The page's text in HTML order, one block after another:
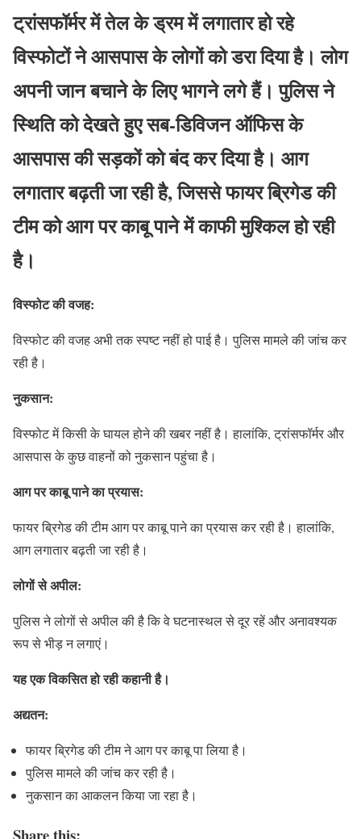
ट्रांसफॉर्मर में तेल के ड्रम में लगातार हो रहे
विस्फोटों ने आसपास के लोगों को डरा दिया है। लोग
अपनी जान बचाने के लिए भागने लगे हैं। पुलिस ने
स्थिति को देखते हुए सब-डिविजन ऑफिस के
आसपास की सड़कों को बंद कर दिया है। आग
लगातार बढ़ती जा रही है, जिससे फायर ब्रिगेड की
टीम को आग पर काबू पाने में काफी मुश्किल हो रही
है।
विस्फोट की वजह:
विस्फोट की वजह अभी तक स्पष्ट नहीं हो पाई है। पुलिस मामले की जांच कर
रही है।
नुकसान:
विस्फोट में किसी के घायल होने की खबर नहीं है। हालांकि, ट्रांसफॉर्मर और
आसपास के कुछ वाहनों को नुकसान पहुंचा है।
आग पर काबू पाने का प्रयास:
फायर ब्रिगेड की टीम आग पर काबू पाने का प्रयास कर रही है। हालांकि,
आग लगातार बढ़ती जा रही है।
लोगों से अपील:
पुलिस ने लोगों से अपील की है कि वे घटनास्थल से दूर रहें और अनावश्यक
रूप से भीड़ न लगाएं।
यह एक विकसित हो रही कहानी है।
अद्यतन:
फायर ब्रिगेड की टीम ने आग पर काबू पा लिया है।
पुलिस मामले की जांच कर रही है।
नुकसान का आकलन किया जा रहा है।
Share this: